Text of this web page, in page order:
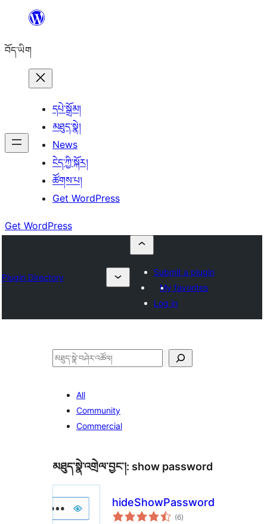
content
བོད་ཡིག
དཔེ་སྒྲོམ།
མཐུད་སྣེ།
News
ངེད་ཀྱི་སྐོར།
ཚོགས་པ།
Get WordPress
Get WordPress
Plugin Directory
Submit a plugin
My favorites
Log in
བཤེར་
All
Community
Commercial
མཐུད་སྣེ་འགྲེལ་བྱང་།: show password
hideShowPassword
(6གདེང་
འཇོག་
)